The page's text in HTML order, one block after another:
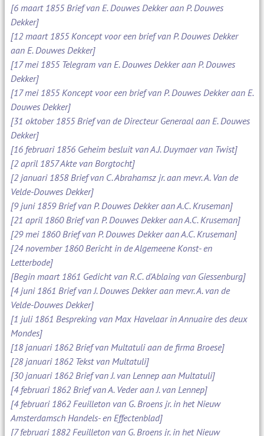
[6 maart 1855 Brief van E. Douwes Dekker aan P. Douwes
Dekker]
[12 maart 1855 Koncept voor een brief van P. Douwes Dekker
aan E. Douwes Dekker]
[17 mei 1855 Telegram van E. Douwes Dekker aan P. Douwes
Dekker]
[17 mei 1855 Koncept voor een brief van P. Douwes Dekker aan E.
Douwes Dekker]
[31 oktober 1855 Brief van de Directeur Generaal aan E. Douwes
Dekker]
[16 februari 1856 Geheim besluit van A.J. Duymaer van Twist]
[2 april 1857 Akte van Borgtocht]
[2 januari 1858 Brief van C. Abrahamsz jr. aan mevr. A. Van de
Velde-Douwes Dekker]
[9 juni 1859 Brief van P. Douwes Dekker aan A.C. Kruseman]
[21 april 1860 Brief van P. Douwes Dekker aan A.C. Kruseman]
[29 mei 1860 Brief van P. Douwes Dekker aan A.C. Kruseman]
[24 november 1860 Bericht in de Algemeene Konst- en
Letterbode]
[Begin maart 1861 Gedicht van R.C. d'Ablaing van Giessenburg]
[4 juni 1861 Brief van J. Douwes Dekker aan mevr. A. van de
Velde-Douwes Dekker]
[1 juli 1861 Bespreking van Max Havelaar in Annuaire des deux
Mondes]
[18 januari 1862 Brief van Multatuli aan de firma Broese]
[28 januari 1862 Tekst van Multatuli]
[30 januari 1862 Brief van J. van Lennep aan Multatuli]
[4 februari 1862 Brief van A. Veder aan J. van Lennep]
[4 februari 1862 Feuilleton van G. Broens jr. in het Nieuw
Amsterdamsch Handels- en Effectenblad]
[7 februari 1882 Feuilleton van G. Broens jr. in het Nieuw